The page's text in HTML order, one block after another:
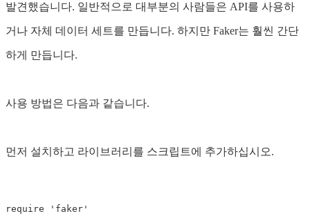
발견했습니다. 일반적으로 대부분의 사람들은 API를 사용하
거나 자체 데이터 세트를 만듭니다. 하지만 Faker는 훨씬 간단
하게 만듭니다.
사용 방법은 다음과 같습니다.
먼저 설치하고 라이브러리를 스크립트에 추가하십시오.
require 'faker'